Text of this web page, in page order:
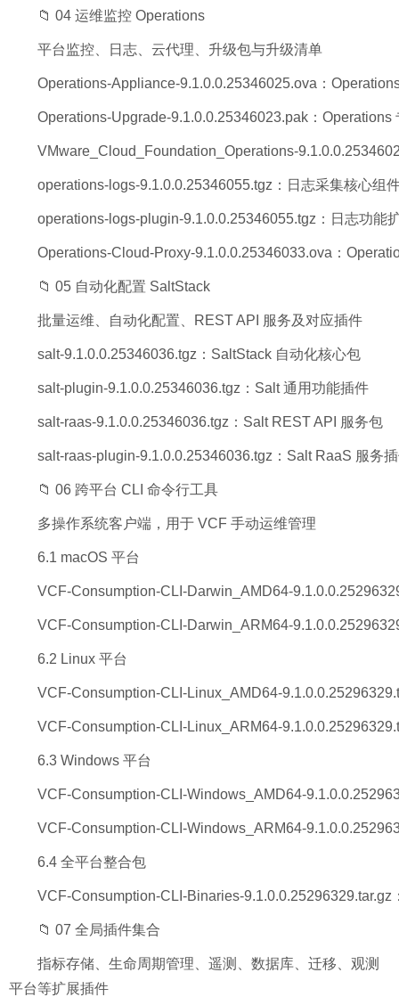
📁 04 运维监控 Operations
平台监控、日志、云代理、升级包与升级清单
Operations-Appliance-9.1.0.0.25346025.ova：
Operations-Upgrade-9.1.0.0.25346023.pak：Operations
VMware_Cloud_Foundation_Operations-
operations-logs-9.1.0.0.25346055.tgz：日志采集核心组
operations-logs-plugin-9.1.0.0.25346055.tgz：日志功能
Operations-Cloud-Proxy-9.1.0.0.25346033.ova：
📁 05 自动化配置 SaltStack
批量运维、自动化配置、REST API 服务及对应插件
salt-9.1.0.0.25346036.tgz：SaltStack 自动化核心包
salt-plugin-9.1.0.0.25346036.tgz：Salt 通用功能插件
salt-raas-9.1.0.0.25346036.tgz：Salt REST API 服务包
salt-raas-plugin-9.1.0.0.25346036.tgz：Salt RaaS 服务
📁 06 跨平台 CLI 命令行工具
多操作系统客户端，用于 VCF 手动运维管理
6.1 macOS 平台
VCF-Consumption-CLI-Darwin_AMD64-
VCF-Consumption-CLI-Darwin_ARM64-
6.2 Linux 平台
VCF-Consumption-CLI-Linux_AMD64-
VCF-Consumption-CLI-Linux_ARM64-
6.3 Windows 平台
VCF-Consumption-CLI-Windows_AMD64-
VCF-Consumption-CLI-Windows_ARM64-
6.4 全平台整合包
VCF-Consumption-CLI-Binaries-9.1.0.0.25296329.tar.gz
📁 07 全局插件集合
指标存储、生命周期管理、遥测、数据库、迁移、观测
平台等扩展插件